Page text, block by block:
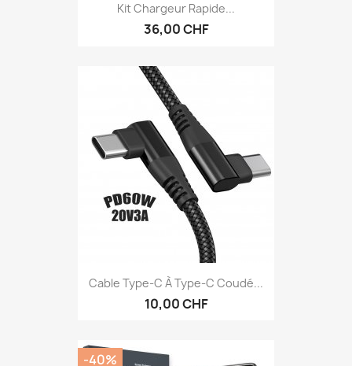
Kit Chargeur Rapide...
36,00 CHF
Cable Type-C À Type-C Coudé...
10,00 CHF
-40%